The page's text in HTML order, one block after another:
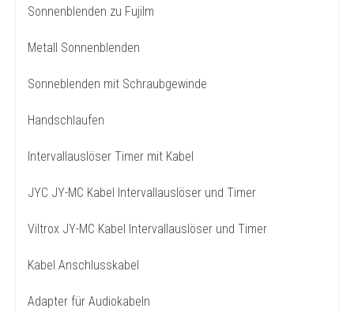
Sonnenblenden zu Fujilm
Metall Sonnenblenden
Sonneblenden mit Schraubgewinde
Handschlaufen
Intervallauslöser Timer mit Kabel
JYC JY-MC Kabel Intervallauslöser und Timer
Viltrox JY-MC Kabel Intervallauslöser und Timer
Kabel Anschlusskabel
Adapter für Audiokabeln